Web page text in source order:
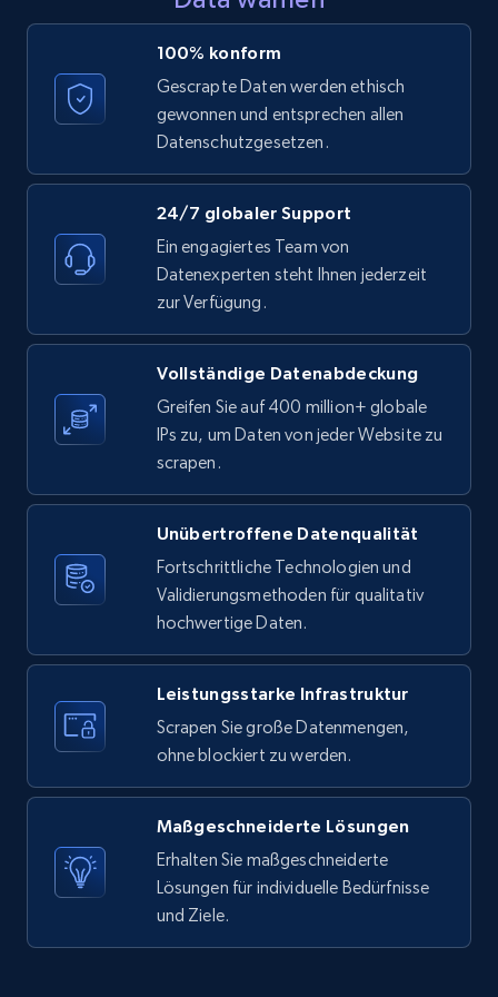
URL, ID, User id, Use url, Title, Headline, Post
text, Date posted, and more.
11.3K+ 1.5K+ Gratis testen
LinkedIn posts - Discover new posts
URL, ID, User id, Use url, Title, Headline, Post
text, Date posted, and more.
11.3K+ 1.5K+ Gratis testen
X (formerly Twitter) - Posts
ID, User posted, Name, Description, Date
posted, Photos, URL, Quoted post, and more.
10.4K+ 1.2K+ Gratis testen
Twitter posts URLs
ID, User posted, Name, Description, Date
posted, Photos, URL, Quoted post, and more.
1.2K+
100% konform
Gescrapte Daten werden ethisch
gewonnen und entsprechen allen
Datenschutzgesetzen.
24/7 globaler Support
Ein engagiertes Team von
Datenexperten steht Ihnen jederzeit
zur Verfügung.
Vollständige Datenabdeckung
Greifen Sie auf 400 million+ globale
IPs zu, um Daten von jeder Website zu
scrapen.
Unübertroffene Datenqualität
Fortschrittliche Technologien und
Validierungsmethoden für qualitativ
hochwertige Daten.
Leistungsstarke Infrastruktur
Scrapen Sie große Datenmengen,
ohne blockiert zu werden.
Maßgeschneiderte Lösungen
Erhalten Sie maßgeschneiderte
Lösungen für individuelle Bedürfnisse
und Ziele.